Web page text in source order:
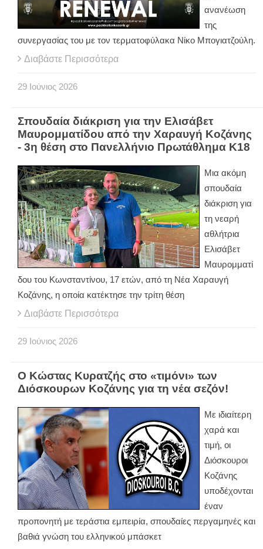
ανανέωση
της
συνεργασίας του με τον τερματοφύλακα Νίκο Μπογιατζούλη.
Διαβάστε Περισσότερα
29 Ιούνιος 2026
Σπουδαία διάκριση για την Ελισάβετ
Μαυρομματίδου από την Χαραυγή Κοζάνης
- 3η θέση στο Πανελλήνιο Πρωτάθλημα Κ18
Μια ακόμη
σπουδαία
διάκριση για
τη νεαρή
αθλήτρια
Ελισάβετ
Μαυρομματί
δου του Κωνσταντίνου, 17 ετών, από τη Νέα Χαραυγή
Κοζάνης, η οποία κατέκτησε την τρίτη θέση
Διαβάστε Περισσότερα
29 Ιούνιος 2026
Ο Κώστας Κυρατζής στο «τιμόνι» των
Διόσκουρων Κοζάνης για τη νέα σεζόν!
Με ιδιαίτερη
χαρά και
τιμή, οι
Διόσκουροι
Κοζάνης
υποδέχονται
έναν
προπονητή με τεράστια εμπειρία, σπουδαίες περγαμηνές και
βαθιά γνώση του ελληνικού μπάσκετ